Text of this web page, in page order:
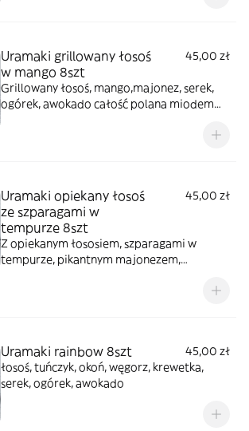
Uramaki grillowany łosoś
w mango 8szt
45,00 zł
Grillowany łosoś, mango,majonez, serek,
ogórek, awokado całość polana miodem
Uramaki opiekany łosoś
ze szparagami w
tempurze 8szt
45,00 zł
Z opiekanym łososiem, szparagami w
tempurze, pikantnym majonezem,
Uramaki rainbow 8szt
45,00 zł
łosoś, tuńczyk, okoń, węgorz, krewetka,
serek, ogórek, awokado